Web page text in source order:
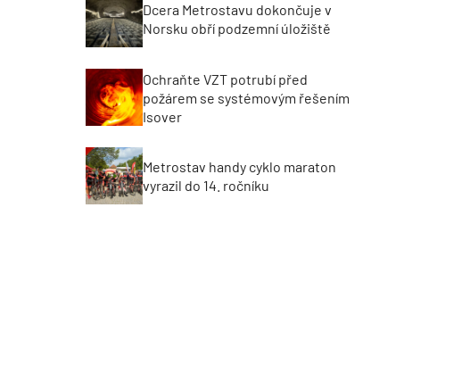
Dcera Metrostavu dokončuje v
Norsku obří podzemní úložiště
Ochraňte VZT potrubí před
požárem se systémovým řešením
Isover
Metrostav handy cyklo maraton
vyrazil do 14. ročníku